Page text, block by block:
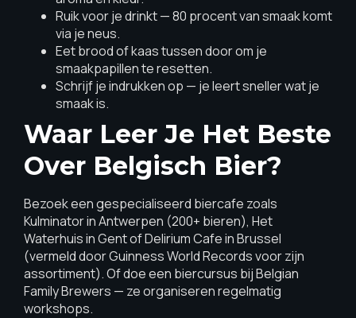
Ruik voor je drinkt — 80 procent van smaak komt
via je neus.
Eet brood of kaas tussen door om je
smaakpapillen te resetten.
Schrijf je indrukken op — je leert sneller wat je
smaak is.
Waar Leer Je Het Beste
Over Belgisch Bier?
Bezoek een gespecialiseerd biercafe zoals
Kulminator in Antwerpen (200+ bieren), Het
Waterhuis in Gent of Delirium Cafe in Brussel
(vermeld door Guinness World Records voor zijn
assortiment). Of doe een biercursus bij Belgian
Family Brewers — ze organiseren regelmatig
workshops.